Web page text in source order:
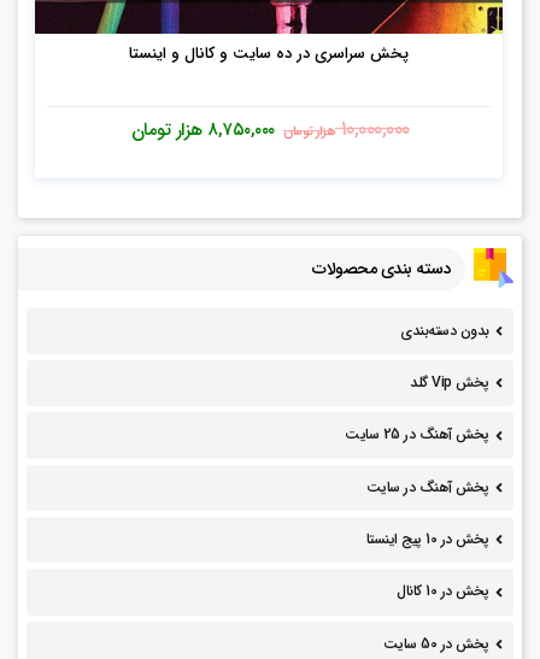
پخش سراسری در ده سایت و کانال و اینستا
۱۰,۰۰۰,۰۰۰ هزار تومان ۸,۷۵۰,۰۰۰ هزار تومان
دسته بندی محصولات
بدون دسته‌بندی
پخش Vip گلد
پخش آهنگ در 25 سایت
پخش آهنگ در سایت
پخش در 10 پیج اینستا
پخش در 10 کانال
پخش در 50 سایت